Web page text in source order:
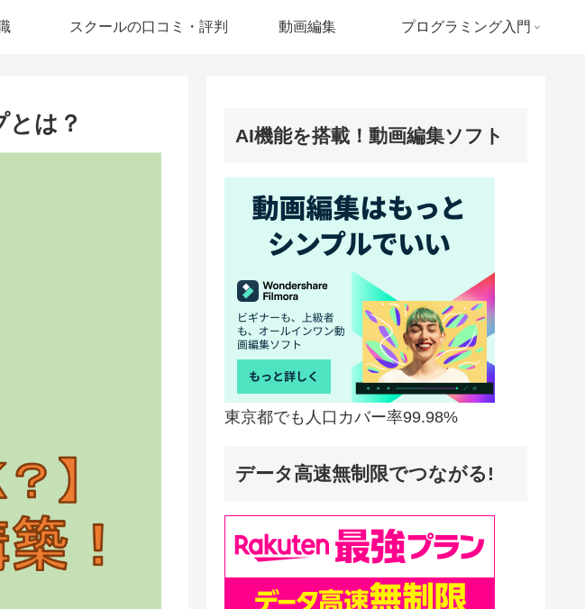
スクールの口コミ・評判 動画編集 プログラミング入門
とは？ AI機能を搭載！動画編集ソフト
東京都でも人口カバー率99.98%
データ高速無制限でつながる!